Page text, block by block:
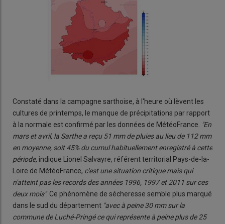
Constaté dans la campagne sarthoise, à l'heure où lèvent les
cultures de printemps, le manque de précipitations par rapport
à la normale est confirmé par les données de MétéoFrance. "En
mars et avril, la Sarthe a reçu 51 mm de pluies au lieu de 112 mm
en moyenne, soit 45% du cumul habituellement enregistré à cette
période, indique Lionel Salvayre, référent territorial Pays-de-la-
Loire de MétéoFrance, c'est une situation critique mais qui
n'atteint pas les records des années 1996, 1997 et 2011 sur ces
deux mois". Ce phénomène de sécheresse semble plus marqué
dans le sud du département "avec à peine 30 mm sur la
commune de Luché-Pringé ce qui représente à peine plus de 25